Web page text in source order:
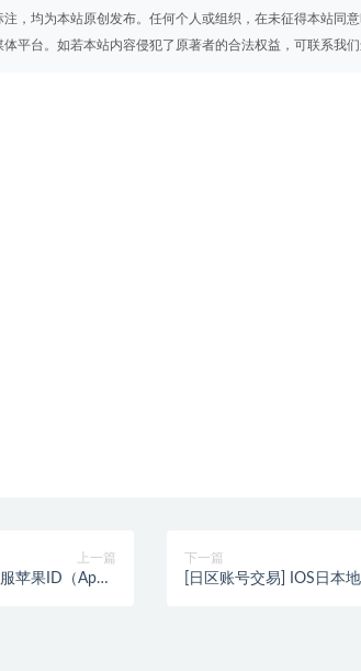
，均为本站原创发布。任何个人或组织，在未征得本站同意
平台。如若本站内容侵犯了原著者的合法权益，可联系我们
上一篇
苹果ID（Apple
下一篇
[日区账号交易] IOS日本